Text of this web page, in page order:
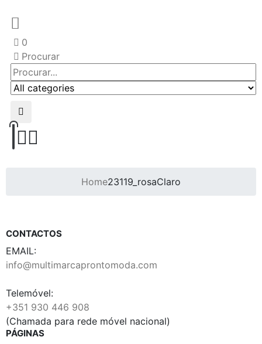
0
Procurar
Home23119_rosaClaro
CONTACTOS
EMAIL:
info@multimarcaprontomoda.com
Telemóvel:
+351 930 446 908
(Chamada para rede móvel nacional)
PÁGINAS